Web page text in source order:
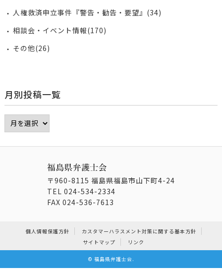
人権救済申立事件『警告・勧告・要望』(34)
相談会・イベント情報(170)
その他(26)
月別投稿一覧
〒960-8115 福島県福島市山下町4-24
TEL 024-534-2334
FAX 024-536-7613
個人情報保護方針
カスタマーハラスメント対策に関する基本方針
サイトマップ
リンク
© 福島県弁護士会.